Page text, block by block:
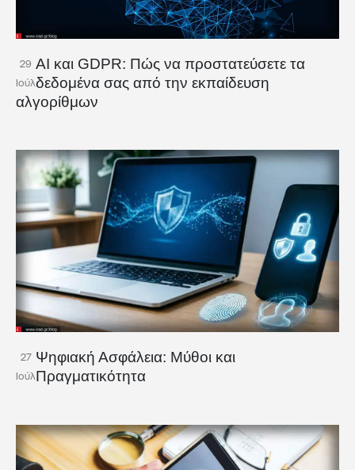
29
Ιούλ
AI και GDPR: Πώς να προστατεύσετε τα
δεδομένα σας από την εκπαίδευση
αλγορίθμων
27
Ιούλ
Ψηφιακή Ασφάλεια: Μύθοι και
Πραγματικότητα